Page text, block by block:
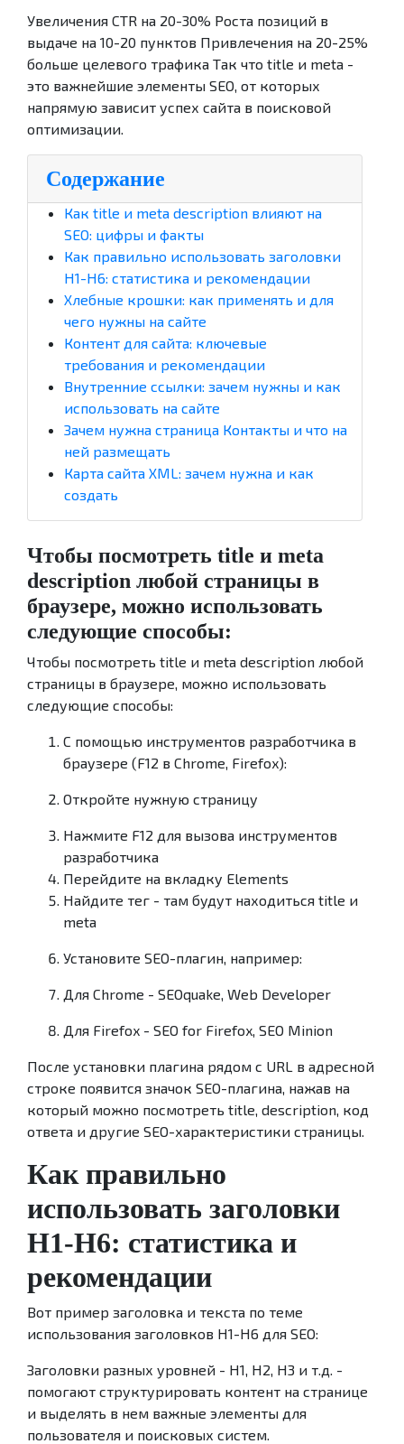
Увеличения CTR на 20-30% Роста позиций в
выдаче на 10-20 пунктов Привлечения на 20-25%
больше целевого трафика Так что title и meta -
это важнейшие элементы SEO, от которых
напрямую зависит успех сайта в поисковой
оптимизации.
Содержание
Как title и meta description влияют на
SEO: цифры и факты
Как правильно использовать заголовки
H1-H6: статистика и рекомендации
Хлебные крошки: как применять и для
чего нужны на сайте
Контент для сайта: ключевые
требования и рекомендации
Внутренние ссылки: зачем нужны и как
использовать на сайте
Зачем нужна страница Контакты и что на
ней размещать
Карта сайта XML: зачем нужна и как
создать
Чтобы посмотреть title и meta
description любой страницы в
браузере, можно использовать
следующие способы:
Чтобы посмотреть title и meta description любой
страницы в браузере, можно использовать
следующие способы:
С помощью инструментов разработчика в
браузере (F12 в Chrome, Firefox):
Откройте нужную страницу
Нажмите F12 для вызова инструментов
разработчика
Перейдите на вкладку Elements
Найдите тег - там будут находиться title и
meta
Установите SEO-плагин, например:
Для Chrome - SEOquake, Web Developer
Для Firefox - SEO for Firefox, SEO Minion
После установки плагина рядом с URL в адресной
строке появится значок SEO-плагина, нажав на
который можно посмотреть title, description, код
ответа и другие SEO-характеристики страницы.
Как правильно
использовать заголовки
H1-H6: статистика и
рекомендации
Вот пример заголовка и текста по теме
использования заголовков H1-H6 для SEO:
Заголовки разных уровней - H1, H2, H3 и т.д. -
помогают структурировать контент на странице
и выделять в нем важные элементы для
пользователя и поисковых систем.